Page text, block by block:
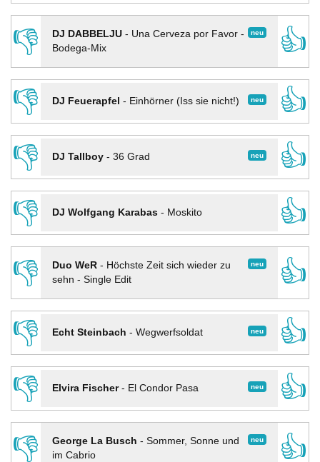
👎
neu
DJ DABBELJU- Una Cerveza por Favor -
Bodega-Mix
👍
👎
neu
DJ Feuerapfel - Einhörner (Iss sie nicht!)
👍
👎
neu
DJ Tallboy- 36 Grad
👍
👎
DJ Wolfgang Karabas- Moskito
👍
👎
neu
Duo WeR- Höchste Zeit sich wieder zu
sehn - Single Edit
👍
👎
neu
Echt Steinbach - Wegwerfsoldat
👍
👎
neu
Elvira Fischer- El Condor Pasa
👍
👎
neu
George La Busch - Sommer, Sonne und
im Cabrio
👍